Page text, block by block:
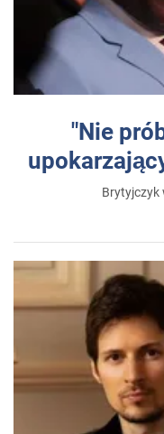
"Nie
Brytyjczyk